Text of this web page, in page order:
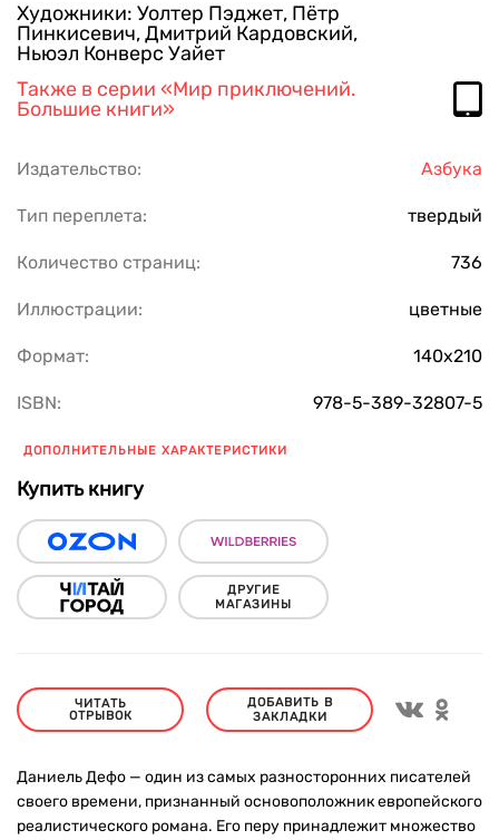
Художники: Уолтер Пэджет, Пётр
Пинкисевич,Дмитрий Кардовский,
Ньюэл Конверс Уайет
Также в серии «Мир приключений.
Большие книги»
Издательство: Азбука
Тип переплета: твердый
Количество страниц: 736
Иллюстрации: цветные
Формат: 140х210
ISBN: 978-5-389-32807-5
ДОПОЛНИТЕЛЬНЫЕ ХАРАКТЕРИСТИКИ
Купить книгу
ДРУГИЕ
МАГАЗИНЫ
ЧИТАТЬ
ОТРЫВОК
ДОБАВИТЬ В
ЗАКЛАДКИ
Даниель Дефо — один из самых разносторонних писателей
своего времени, признанный основоположник европейского
реалистического романа. Его перу принадлежит множество